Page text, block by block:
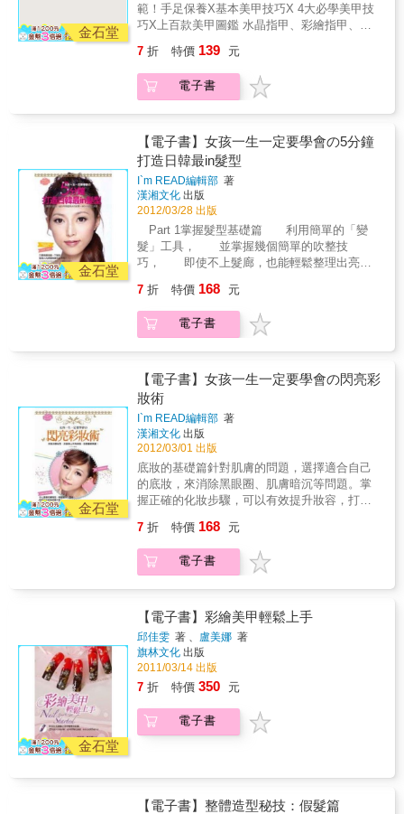
金石堂
範！手足保養X基本美甲技巧X 4大必學美甲技
巧X上百款美甲圖鑑 水晶指甲、彩繪指甲、凝
吸引目光的超完美指甲彩繪最專業、好用、易
學的美甲書可以簡單快速完成的6步驟入門款，
和令人發出讚嘆的10步驟進階款特別收錄成為
色，隨機贈送)● 價值5000元 美甲專業全科班
5000元學費抵用券 ● 公主風甲油膠 買五送一兌
換券本書特色．Step by Step，清楚的步驟圖
解示範．全台最完整的美甲教學書，保養、基
本美甲技巧、4大美甲技巧、百款美甲圖鑑
7 折 特價 139 元
電子書
金石堂
【電子書】女孩一生一定要學會の5分鐘
打造日韓最in髮型
I`m READ編輯部 著
漢湘文化 出版
2012/03/28 出版
Part 1掌握髮型基礎篇 利用簡單的「變
髮」工具， 並掌握幾個簡單的吹整技
巧， 即使不上髮廊，也能輕鬆整理出亮麗
不需要太多的技巧，只要在頭髮上做一些小變
化， 就能輕鬆打造出新髮型，整個人煥然
一新！ Part 3中短髮篇 長度、髮量都不
4長髮篇 引起男人注目度No.1的飄逸長
髮， 用簡單技巧做出捲度，可以製造華麗
無比的效果， 散發所向披靡的女人
味。 番外篇 百變髮型篇 善用編、盤、
吹整技巧，創造出捲度×彎度×蓬鬆度。 變
換每一天的心情，讓清新氣質脫穎而出。本書
特色 適合所有愛美女性入荷的第一本DIY變
髮工具書。只是稍微改變一下髮型，整個人的
感覺就會完全不同！ Step by Step五分鐘
搞定50款日韓最in的俏麗髮式。 只需要一
盤髮式X馬尾式X束髮式)
7 折 特價 168 元
電子書
金石堂
【電子書】女孩一生一定要學會の閃亮彩
妝術
I`m READ編輯部 著
漢湘文化 出版
2012/03/01 出版
底妝的基礎篇針對肌膚的問題，選擇適合自己
的底妝，來消除黑眼圈、肌膚暗沉等問題。掌
握正確的化妝步驟，可以有效提升妝容，打造
巧，創造出臉部自然的立體感效果。主題眼妝
+彩妝以主題式的彩妝方式呈現。根據不同的出
席場合及服裝，做眼妝和彩妝的結合，呈現出
妝。◆從「肌膚、眼線、眼影、眉毛、睫毛、
雙唇」等，輕鬆上手迷人彩妝。◆「完整、簡
單、快速、有效」的輕鬆彩妝技巧，重點、技
巧提示。◆按照簡單圖文步驟step by step，拋
開繁雜艱深的彩妝理論，提供淺顯易懂的彩妝
秘訣，讓妳美麗加倍。◆掌握化妝技巧，妳也
能輕鬆容易擁有整型效果的彩妝魔法。
7 折 特價 168 元
電子書
金石堂
【電子書】彩繪美甲輕鬆上手
邱佳雯 著 、 盧美娜 著
旗林文化 出版
2011/03/14 出版
7 折 特價 350 元
電子書
【電子書】整體造型秘技：假髮篇